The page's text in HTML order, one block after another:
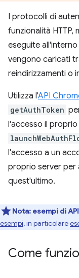
I protocolli di
funzionalità HTTP,
eseguite
vengono caricati
reindirizzamenti o
Utilizza l'API
getAuthToken
l'accesso il
l'accesso a un
proprio server per
quest'ultimo.
Nota: esempi di API
esempi, in particolare
Come